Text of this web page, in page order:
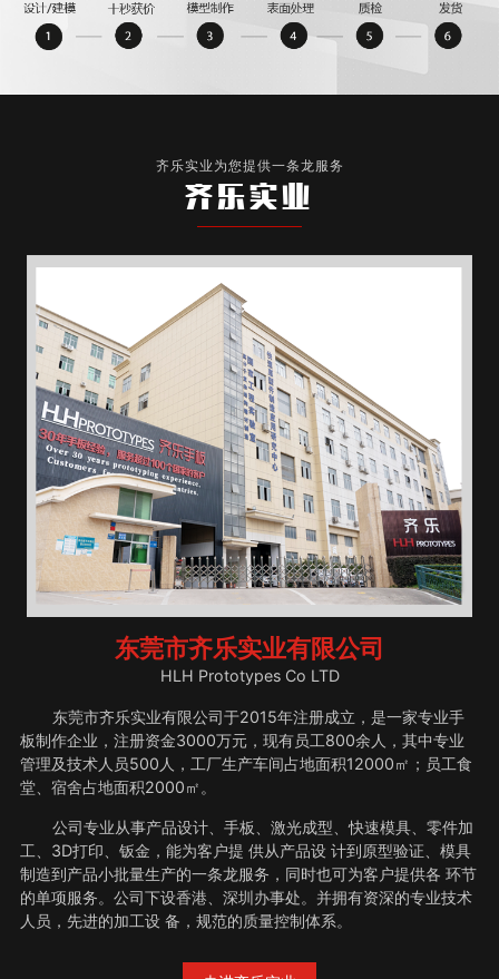
齐乐实业为您提供一条龙服务
齐乐实业
东莞市齐乐实业有限公司
HLH Prototypes Co LTD
东莞市齐乐实业有限公司于2015年注册成立，是一家专业手
板制作企业，注册资金3000万元，现有员工800余人，其中专业
管理及技术人员500人，工厂生产车间占地面积12000㎡；员工食
堂、宿舍占地面积2000㎡。
公司专业从事产品设计、手板、激光成型、快速模具、零件加
工、3D打印、钣金，能为客户提 供从产品设 计到原型验证、模具
制造到产品小批量生产的一条龙服务，同时也可为客户提供各 环节
的单项服务。公司下设香港、深圳办事处。并拥有资深的专业技术
人员，先进的加工设 备，规范的质量控制体系。